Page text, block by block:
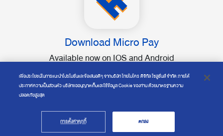
Download Micro Pay
Available now on IOS and Android
Copyright © 2019 Thai Micro Digital Solutions Co., Ltd.
All rights reserved.
เพื่อประโยชน์ในการแนะนำโปรโมชั่นและข้อเสนอดีๆ จากบริษัท ไทยไมโคร ดิจิทัล โซลูชั่นส์ จำกัด ภายใต้
ประกาศความเป็นส่วนตัว บริษัทขออนุญาตเก็บและใช้ข้อมูล Cookie ของท่าน ด้วยมาตรฐานความ
ปลอดภัยสูงสุด
การตั้งค่าคุกกี้ ตกลง